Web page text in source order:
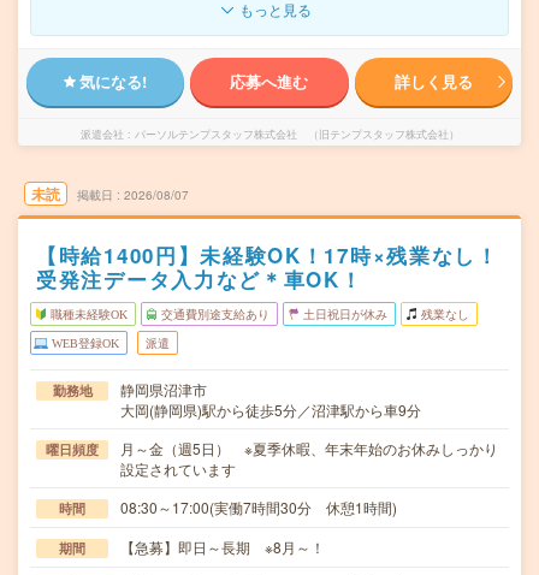
もっと見る
気になる! 応募へ進む 詳しく見る
派遣会社 パーソルテンプスタッフ株式会社 （旧テンプスタッフ株式会社）
未読 掲載日 2026/08/07
【時給1400円】未経験OK！17時×残業なし！
受発注データ入力など＊車OK！
職種未経験OK 交通費別途支給あり 土日祝日が休み 残業なし
WEB登録OK 派遣
勤務地
静岡県沼津市
大岡(静岡県)駅から徒歩5分／沼津駅から車9分
曜日頻度
月～金（週5日） ※夏季休暇、年末年始のお休みしっかり
設定されています
時間 08:30～17:00(実働7時間30分 休憩1時間)
期間 【急募】即日～長期 ※8月～！